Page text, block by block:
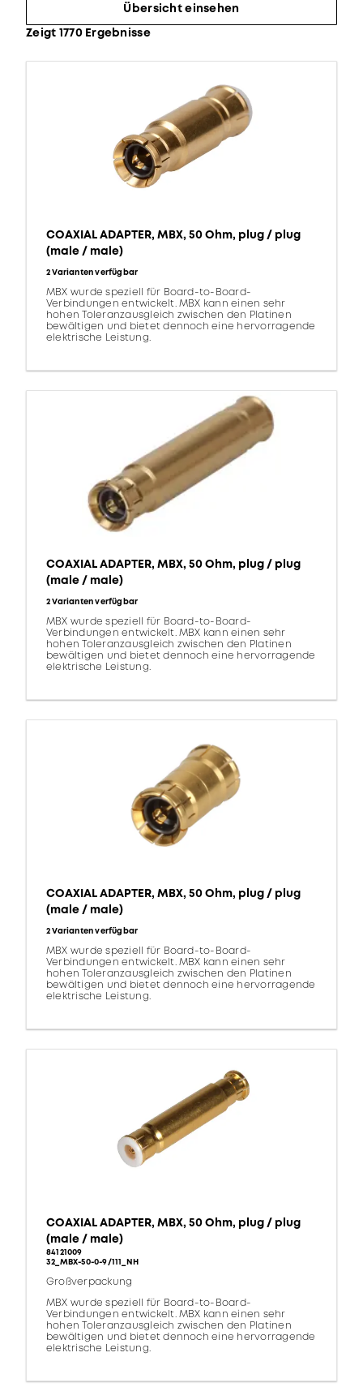
Übersicht einsehen
Zeigt 1770 Ergebnisse
COAXIAL ADAPTER, MBX, 50 Ohm, plug / plug
(male / male)
2 Varianten verfügbar
MBX wurde speziell für Board-to-Board-
Verbindungen entwickelt. MBX kann einen sehr
hohen Toleranzausgleich zwischen den Platinen
bewältigen und bietet dennoch eine hervorragende
elektrische Leistung.
COAXIAL ADAPTER, MBX, 50 Ohm, plug / plug
(male / male)
2 Varianten verfügbar
MBX wurde speziell für Board-to-Board-
Verbindungen entwickelt. MBX kann einen sehr
hohen Toleranzausgleich zwischen den Platinen
bewältigen und bietet dennoch eine hervorragende
elektrische Leistung.
COAXIAL ADAPTER, MBX, 50 Ohm, plug / plug
(male / male)
2 Varianten verfügbar
MBX wurde speziell für Board-to-Board-
Verbindungen entwickelt. MBX kann einen sehr
hohen Toleranzausgleich zwischen den Platinen
bewältigen und bietet dennoch eine hervorragende
elektrische Leistung.
COAXIAL ADAPTER, MBX, 50 Ohm, plug / plug
(male / male)
84121009
32_MBX-50-0-9/111_NH
Großverpackung
MBX wurde speziell für Board-to-Board-
Verbindungen entwickelt. MBX kann einen sehr
hohen Toleranzausgleich zwischen den Platinen
bewältigen und bietet dennoch eine hervorragende
elektrische Leistung.